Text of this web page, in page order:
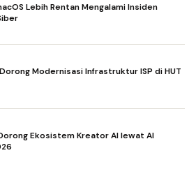
Lebih Rentan Mengalami Insiden
Modernisasi Infrastruktur ISP di HUT
Ekosistem Kreator AI lewat AI